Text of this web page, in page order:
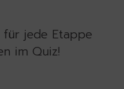
für jede Etappe
im Quiz!